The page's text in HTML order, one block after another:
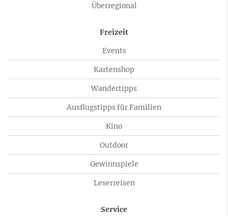
Überregional
Freizeit
Events
Kartenshop
Wandertipps
Ausflugstipps für Familien
Kino
Outdoor
Gewinnspiele
Leserreisen
Service